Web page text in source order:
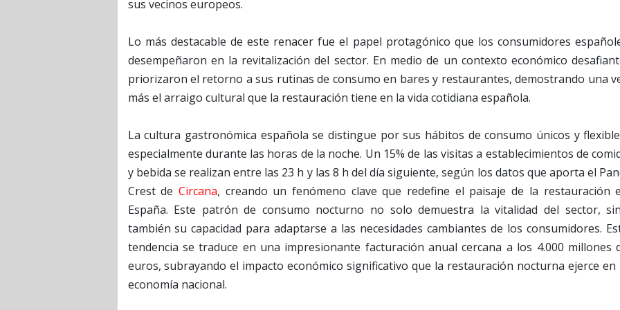
sus vecinos europeos.
Lo más destacable de este renacer fue el papel protagónico que los consumidores
desempeñaron en la revitalización del sector. En medio de un contexto económico
priorizaron el retorno a sus rutinas de consumo en bares y restaurantes, demostrando una
más el arraigo cultural que la restauración tiene en la vida cotidiana española.
La cultura gastronómica española se distingue por sus hábitos de consumo únicos y
especialmente durante las horas de la noche. Un 15% de las visitas a establecimientos de
y bebida se realizan entre las 23 h y las 8 h del día siguiente, según los datos que aporta el
Crest de Circana, creando un fenómeno clave que redefine el paisaje de la restauración
España. Este patrón de consumo nocturno no solo demuestra la vitalidad del sector,
también su capacidad para adaptarse a las necesidades cambiantes de los consumidores.
tendencia se traduce en una impresionante facturación anual cercana a los 4.000 millones
euros, subrayando el impacto económico significativo que la restauración nocturna ejerce en
economía nacional.